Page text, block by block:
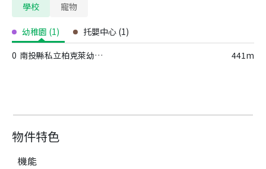
物件特色
機能
學校 寵物
幼稚園 (1) 托嬰中心 (1)
0 南投縣私立柏克萊幼兒園 441m